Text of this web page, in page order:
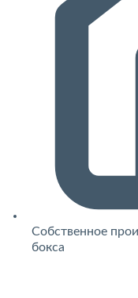
Собственное
бокса